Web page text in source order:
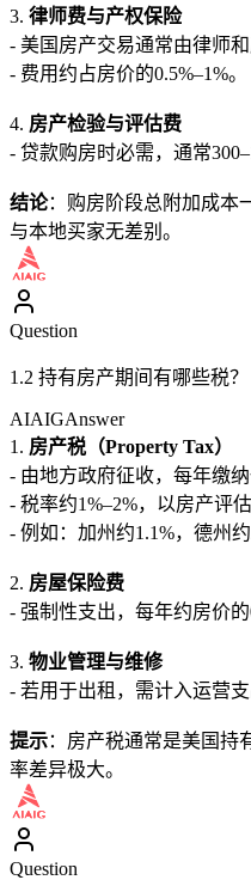
3. 律师费与产权保险
- 美国房产交易通常由律师
- 费用约占房价的0.5%–1%。
4. 房产检验与评估费
- 贷款购房时必需，通常
结论：购房阶段总附加成本
与本地买家无差别。
Question
1.2 持有房产期间有哪些税？
AIAIGAnswer
1. 房产税（Property Tax）
- 由地方政府征收，每年缴纳
- 税率约1%–2%，以房产评
- 例如：加州约1.1%，德州约
2. 房屋保险费
- 强制性支出，每年约房价的
3. 物业管理与维修
- 若用于出租，需计入运营
提示：房产税通常是美国持
率差异极大。
Question